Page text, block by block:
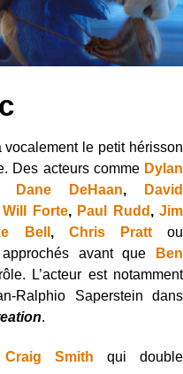
le petit hérisson
Des acteurs comme Dylan
Dane DeHaan,
David
Will Forte, Paul Rudd ,Jim
Bell , Chris Prattou
avant que
Ben
L’acteur est notamment
Ralphio Saperstein dans
.
Craig Smith qui double